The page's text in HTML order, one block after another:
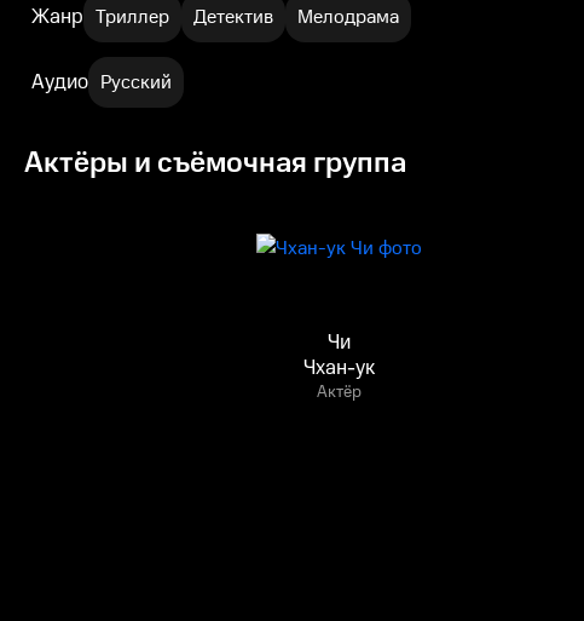
Жанр Триллер Детектив Мелодрама
Аудио Русский
Актёры и съёмочная группа
Чи
Чхан-ук
Актёр